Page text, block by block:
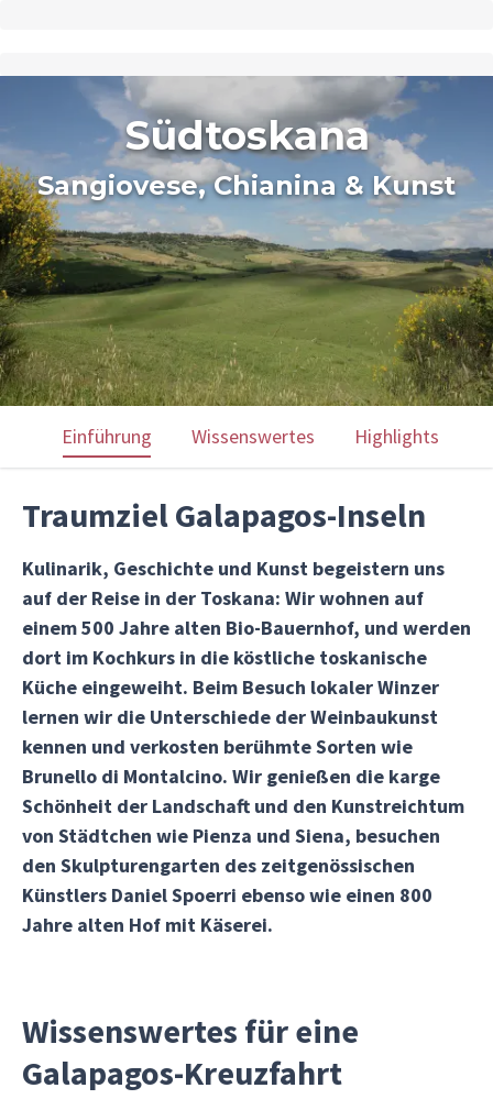
Südtoskana
Sangiovese, Chianina & Kunst
Einführung Wissenswertes Highlights
Traumziel Galapagos-Inseln
Kulinarik, Geschichte und Kunst begeistern uns
auf der Reise in der Toskana: Wir wohnen auf
einem 500 Jahre alten Bio-Bauernhof, und werden
dort im Kochkurs in die köstliche toskanische
Küche eingeweiht. Beim Besuch lokaler Winzer
lernen wir die Unterschiede der Weinbaukunst
kennen und verkosten berühmte Sorten wie
Brunello di Montalcino. Wir genießen die karge
Schönheit der Landschaft und den Kunstreichtum
von Städtchen wie Pienza und Siena, besuchen
den Skulpturengarten des zeitgenössischen
Künstlers Daniel Spoerri ebenso wie einen 800
Jahre alten Hof mit Käserei.
Wissenswertes für eine
Galapagos-Kreuzfahrt